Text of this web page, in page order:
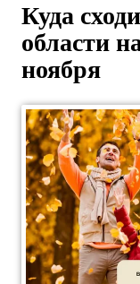
Куда
области
ноября